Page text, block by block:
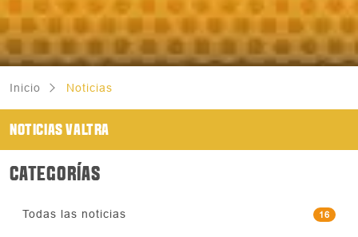
Inicio Noticias
NOTICIAS VALTRA
CATEGORÍAS
Todas las noticias 16